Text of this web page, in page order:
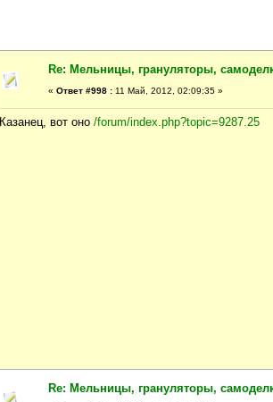
Re: Мельницы, грануляторы,
« Ответ #998 : 11 Май, 2012, 02:09:35 »
Казанец, вот оно /forum/index.php?topic=9287.25
Re: Мельницы, грануляторы,